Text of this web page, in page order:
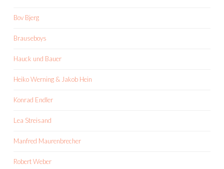
Bov Bjerg
Brauseboys
Hauck und Bauer
Heiko Werning & Jakob Hein
Konrad Endler
Lea Streisand
Manfred Maurenbrecher
Robert Weber